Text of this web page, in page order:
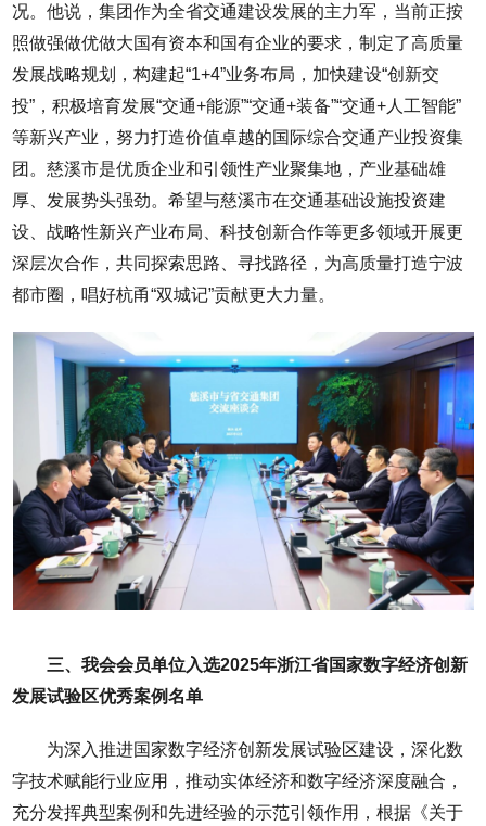
况。他说，集团作为全省交通建设发展的主力军，当前正按
照做强做优做大国有资本和国有企业的要求，制定了高质量
发展战略规划，构建起“1+4”业务布局，加快建设“创新交
投”，积极培育发展“交通+能源”“交通+装备”“交通+人工智能”
等新兴产业，努力打造价值卓越的国际综合交通产业投资集
团。慈溪市是优质企业和引领性产业聚集地，产业基础雄
厚、发展势头强劲。希望与慈溪市在交通基础设施投资建
设、战略性新兴产业布局、科技创新合作等更多领域开展更
深层次合作，共同探索思路、寻找路径，为高质量打造宁波
都市圈，唱好杭甬“双城记”贡献更大力量。
三、我会会员单位入选2025年浙江省国家数字经济创新
发展试验区优秀案例名单
为深入推进国家数字经济创新发展试验区建设，深化数
字技术赋能行业应用，推动实体经济和数字经济深度融合，
充分发挥典型案例和先进经验的示范引领作用，根据《关于